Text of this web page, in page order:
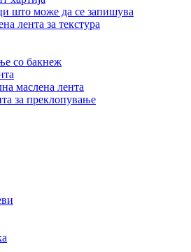
што може да се запишува
лента за текстура
со бакнеж
маслена лента
за преклопување